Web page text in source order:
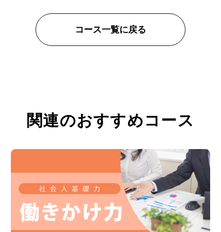
コース一覧に戻る
関連のおすすめコース